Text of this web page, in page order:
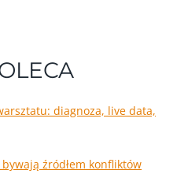
diagnoza, live data,
źródłem konfliktów